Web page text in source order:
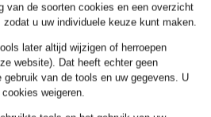
MAC DAYDREAM Jeans
MARC AUREL Truien &
vesten
van de soorten cookies en een overzicht
u uw individuele keuze kunt maken.
later altijd wijzigen of herroepen
website). Dat heeft echter geen
gebruik van de tools en uw gegevens. U
weigeren.